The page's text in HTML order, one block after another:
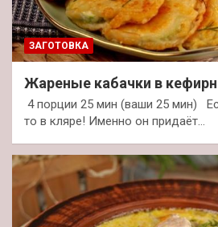
ЗАГОТОВКА
Жареные кабачки в
4 порции 25 мин (ваши 25 мин)
то в кляре! Именно он придаёт…